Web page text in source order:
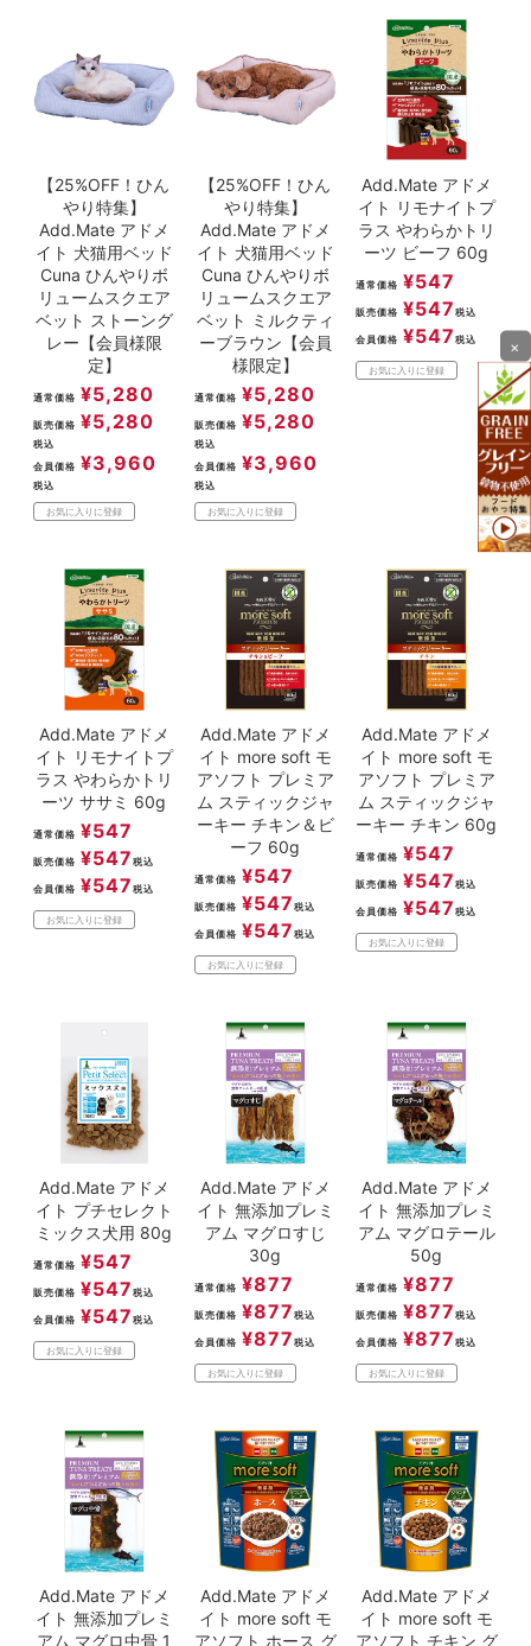
【25%OFF！ひん
やり特集】
Add.Mate アドメ
イト 犬猫用ベッド
Cuna ひんやりボ
リュームスクエア
ベット ストーング
レー【会員様限
定】
通常価格 ¥5,280
販売価格 ¥5,280
税込
会員価格 ¥3,960
税込
お気に入りに登録
【25%OFF！ひん
やり特集】
Add.Mate アドメ
イト 犬猫用ベッド
Cuna ひんやりボ
リュームスクエア
ベット ミルクティ
ーブラウン【会員
様限定】
通常価格 ¥5,280
販売価格 ¥5,280
税込
会員価格 ¥3,960
税込
お気に入りに登録
Add.Mate アドメ
イト リモナイトプ
ラス やわらかトリ
ーツ ビーフ 60g
通常価格 ¥547
販売価格 ¥547 税込
会員価格 ¥547 税込
お気に入りに登録
Add.Mate アドメ
イト リモナイトプ
ラス やわらかトリ
ーツ ササミ 60g
通常価格 ¥547
販売価格 ¥547 税込
会員価格 ¥547 税込
お気に入りに登録
Add.Mate アドメ
イト more soft モ
アソフト プレミア
ム スティックジャ
ーキー チキン＆ビ
ーフ 60g
通常価格 ¥547
販売価格 ¥547 税込
会員価格 ¥547 税込
お気に入りに登録
Add.Mate アドメ
イト more soft モ
アソフト プレミア
ム スティックジャ
ーキー チキン 60g
通常価格 ¥547
販売価格 ¥547 税込
会員価格 ¥547 税込
お気に入りに登録
Add.Mate アドメ
イト プチセレクト
ミックス犬用 80g
通常価格 ¥547
販売価格 ¥547 税込
会員価格 ¥547 税込
お気に入りに登録
Add.Mate アドメ
イト 無添加プレミ
アム マグロすじ
30g
通常価格 ¥877
販売価格 ¥877 税込
会員価格 ¥877 税込
お気に入りに登録
Add.Mate アドメ
イト 無添加プレミ
アム マグロテール
50g
通常価格 ¥877
販売価格 ¥877 税込
会員価格 ¥877 税込
お気に入りに登録
Add.Mate アドメ
イト 無添加プレミ
アム マグロ中骨 1
Add.Mate アドメ
イト more soft モ
アソフト ホース グ
Add.Mate アドメ
イト more soft モ
アソフト チキン グ
×